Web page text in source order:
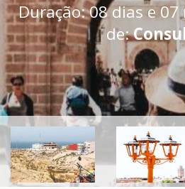
Duração: 08 dias e
de: